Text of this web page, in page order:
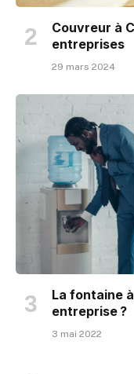
Couvreur à
entreprises
29 mars 2024
La fontaine
entreprise ?
3 mai 2022